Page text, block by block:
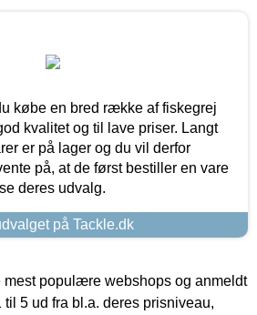
købe en bred række af fiskegrej
kvalitet og til lave priser. Langt
er på lager og du vil derfor
på, at de først bestiller en vare
deres udvalg.
på Tackle.dk
mest populære webshops og anmeldt
til 5 ud fra bl.a. deres prisniveau,